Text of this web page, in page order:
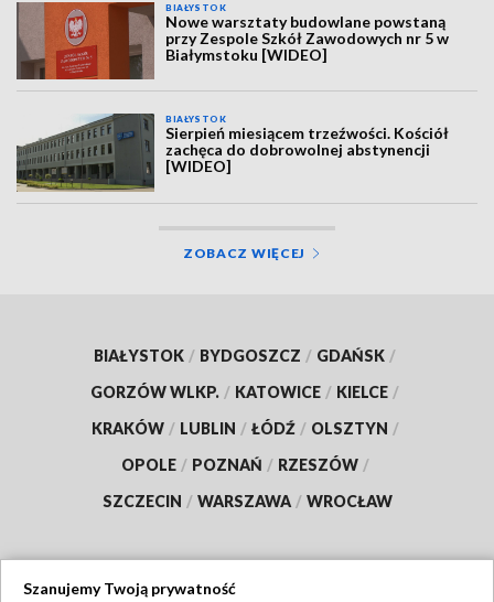
BIAŁYSTOK
Nowe warsztaty budowlane powstaną
przy Zespole Szkół Zawodowych nr 5 w
Białymstoku [WIDEO]
BIAŁYSTOK
Sierpień miesiącem trzeźwości. Kościół
zachęca do dobrowolnej abstynencji
[WIDEO]
ZOBACZ WIĘCEJ
BIAŁYSTOK / BYDGOSZCZ / GDAŃSK /
GORZÓW WLKP. / KATOWICE / KIELCE /
KRAKÓW / LUBLIN / ŁÓDŹ / OLSZTYN /
OPOLE / POZNAŃ / RZESZÓW /
SZCZECIN / WARSZAWA / WROCŁAW
Szanujemy Twoją prywatność